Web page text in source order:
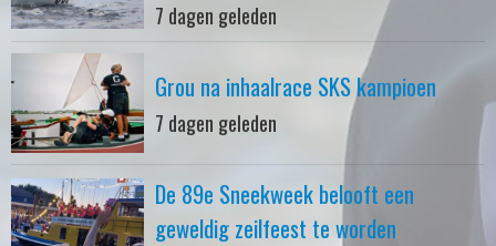
7 dagen geleden
Grou na inhaalrace SKS kampioen
7 dagen geleden
De 89e Sneekweek belooft een
geweldig zeilfeest te worden